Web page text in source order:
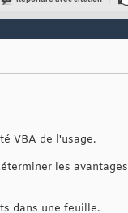
VBA de l'usage.
les avantages
dans une feuille.